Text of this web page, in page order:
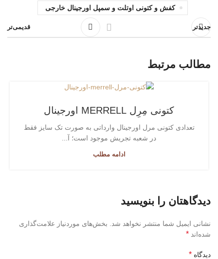
کفش و کتونی اوتلت و سمپل اورجینال خارجی
جدیدتر قدیمی‌تر
مطالب مرتبط
کتونی مِرِل MERRELL اورجینال
تعدادی کتونی مرل اورجینال وارداتی به صورت تک سایز فقط
در شعبه تجریش موجود است؛ آ...
ادامه مطلب
دیدگاهتان را بنویسید
نشانی ایمیل شما منتشر نخواهد شد.
بخش‌های موردنیاز علامت‌گذاری
شده‌اند *
دیدگاه *